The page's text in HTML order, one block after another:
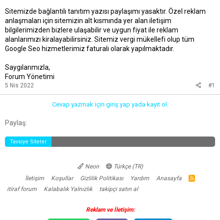
a
n
i
h
i
Sitemizde bağlantılı tanıtım yazısı paylaşımı yasaktır. Özel reklam
anlaşmaları için sitemizin alt kısmında yer alan iletişim
bilgilerimizden bizlere ulaşabilir ve uygun fiyat ile reklam
alanlarımızı kiralayabilirsiniz. Sitemiz vergi mükellefi olup tüm
Google Seo hizmetlerimiz faturalı olarak yapılmaktadır.
Saygılarımızla,
Forum Yönetimi
5 Nis 2022 #1
Cevap yazmak için giriş yap yada kayıt ol.
Paylaş:
Tavsiye Siteler
Neon
Türkçe (TR)
İletişim
Koşullar Gizlilik Politikası Yardım Anasayfa
R
itiraf forum Kalabalık Yalnızlık takipçi satın al
Reklam ve İletişim: